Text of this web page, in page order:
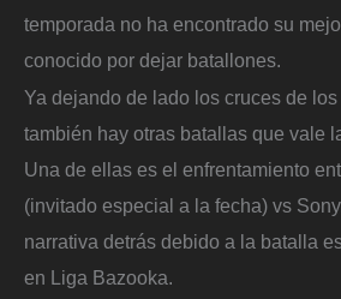
temporada no ha encontrado su
conocido por dejar batallones.
Ya dejando de lado los cruces de
también hay otras batallas que vale
Una de ellas es el enfrentamiento
(invitado especial a la fecha) vs
narrativa detrás debido a la batalla
en Liga Bazooka.